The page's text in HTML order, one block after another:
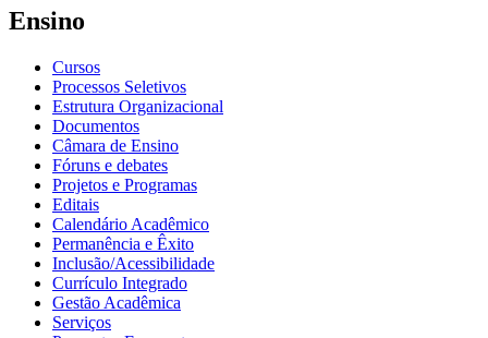
Ensino
Cursos
Processos Seletivos
Estrutura Organizacional
Documentos
Câmara de Ensino
Fóruns e debates
Projetos e Programas
Editais
Calendário Acadêmico
Permanência e Êxito
Inclusão/Acessibilidade
Currículo Integrado
Gestão Acadêmica
Serviços